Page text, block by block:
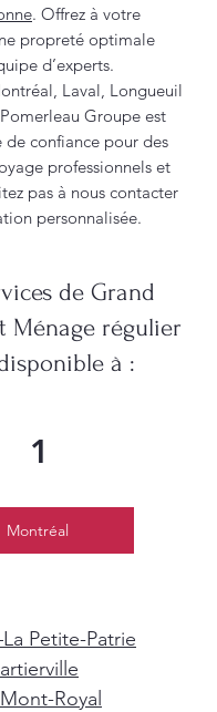
. Offrez à votre
propreté optimale
d’experts.
Laval, Longueuil
Groupe est
confiance pour des
professionnels et
pas à nous contacter
personnalisée.
de Grand
Ménage régulier
à :
1
Montréal
Petite-Patrie
Royal